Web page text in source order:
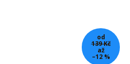
od
139 Kč
až
–12 %